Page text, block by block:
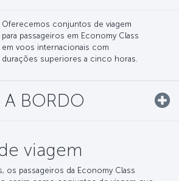
Oferecemos conjuntos de viagem
para passageiros em Economy Class
em voos internacionais com
durações superiores a cinco horas.
A BORDO
viagem
os passageiros da Economy Class